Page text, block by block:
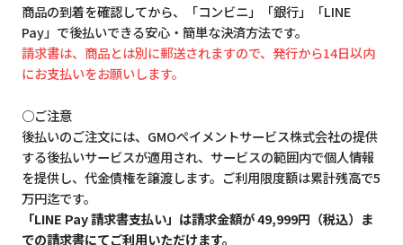
商品の到着を確認してから、「コンビニ」「銀行」「LINE
Pay」で後払いできる安心・簡単な決済方法です。
請求書は、商品とは別に郵送されますので、発行から14日以内
にお支払いをお願いします。
○ご注意
後払いのご注文には、GMOペイメントサービス株式会社の提供
する後払いサービスが適用され、サービスの範囲内で個人情報
を提供し、代金債権を譲渡します。ご利用限度額は累計残高で5
万円迄です。
「LINE Pay 請求書支払い」は請求金額が 49,999円（税込）ま
での請求書にてご利用いただけます。